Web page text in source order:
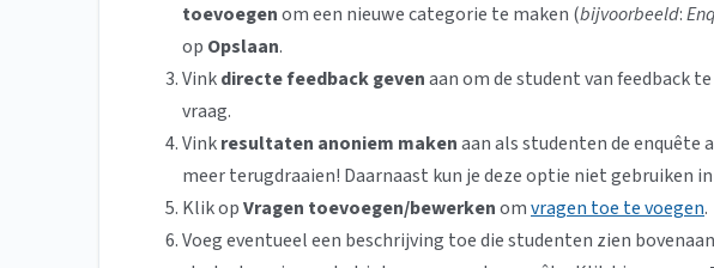
toevoegenom een nieuwe categorie te maken (bijvoorbeeld:
op Opslaan.
Vinkdirecte feedback gevenaan om de student van feedback
vraag.
Vinkresultaten anoniem makenaan als studenten de enquête
meer terugdraaien! Daarnaast kun je deze optie niet gebruiken
Klik opVragen toevoegen/bewerkenomvragen toe te voegen.
Voeg eventueel een beschrijving toe die studenten zien